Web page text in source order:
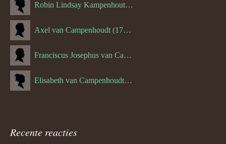
Robin Lindsay Kampenhout (1346.) (06-03-2023)
Axel van Campenhoudt (1738.)
Franciscus Josephus van Campenhoudt (1719.) (10-08-1875)
Elisabeth van Campenhoudt (1716.) (28-05-1870)
Recente reacties